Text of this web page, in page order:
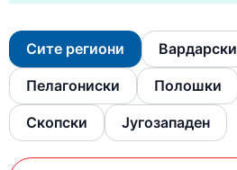
Сите региони Вардарски
Пелагониски Полошки
Скопски Југозападен